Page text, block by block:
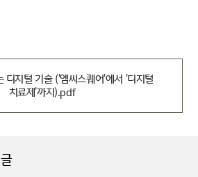
디지털 기술 ('엠씨스퀘어'에서 '디지털
치료제'까지).pdf